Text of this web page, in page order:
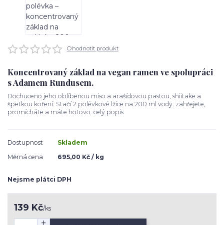
Ohodnotit produkt
Koncentrovaný základ na vegan ramen ve spolupráci
s Adamem Rundusem.
Dochuceno jeho oblíbenou miso a arašídovou pastou, shiitake a
špetkou koření. Stačí 2 polévkové lžíce na 200 ml vody: zahřejete,
promícháte a máte hotovo. celý popis
Dostupnost
Skladem
Měrná cena
695,00 Kč / kg
Nejsme plátci DPH
139 Kč/ks